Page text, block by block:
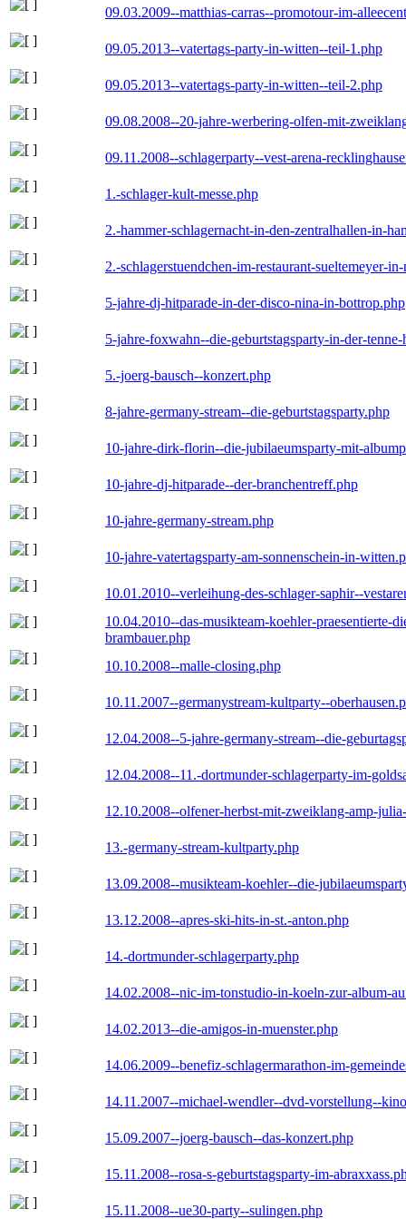
09.03.2009--matthias-carras--promotour-im-
09.05.2013--vatertags-party-in-witten--teil-1.php
09.05.2013--vatertags-party-in-witten--teil-2.php
09.08.2008--20-jahre-werbering-olfen-mit-
09.11.2008--schlagerparty--vest-arena-
1.-schlager-kult-messe.php
2.-hammer-schlagernacht-in-den-zentralhallen-in-
2.-schlagerstuendchen-im-restaurant-sueltemeyer-
5-jahre-dj-hitparade-in-der-disco-nina-in-bottrop.php
5-jahre-foxwahn--die-geburtstagsparty-in-der-tenne-
5.-joerg-bausch--konzert.php
8-jahre-germany-stream--die-geburtstagsparty.php
10-jahre-dirk-florin--die-jubilaeumsparty-mit-
10-jahre-dj-hitparade--der-branchentreff.php
10-jahre-germany-stream.php
10-jahre-vatertagsparty-am-sonnenschein-in-
10.01.2010--verleihung-des-schlager-saphir--
10.04.2010--das-musikteam-koehler-praesentierte-
brambauer.php
10.10.2008--malle-closing.php
10.11.2007--germanystream-kultparty--
12.04.2008--5-jahre-germany-stream--die-
12.04.2008--11.-dortmunder-schlagerparty-im-
12.10.2008--olfener-herbst-mit-zweiklang-amp-
13.-germany-stream-kultparty.php
13.09.2008--musikteam-koehler--die-
13.12.2008--apres-ski-hits-in-st.-anton.php
14.-dortmunder-schlagerparty.php
14.02.2008--nic-im-tonstudio-in-koeln-zur-album-
14.02.2013--die-amigos-in-muenster.php
14.06.2009--benefiz-schlagermarathon-im-
14.11.2007--michael-wendler--dvd-vorstellung--
15.09.2007--joerg-bausch--das-konzert.php
15.11.2008--rosa-s-geburtstagsparty-im-
15.11.2008--ue30-party--sulingen.php